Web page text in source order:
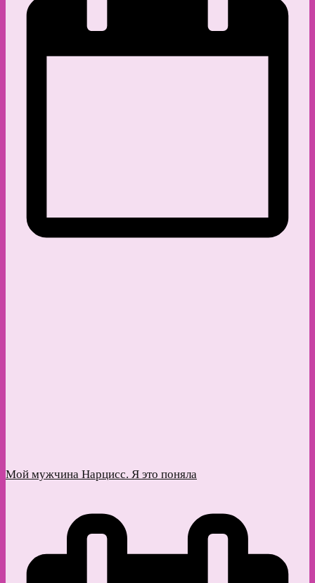
Мой мужчина Нарцисс. Я это поняла